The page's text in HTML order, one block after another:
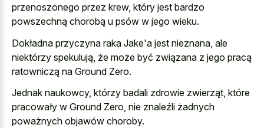
przenoszonego przez krew, który jest bardzo
powszechną chorobą u psów w jego wieku.
Dokładna przyczyna raka Jake'a jest nieznana, ale
niektórzy spekulują, że może być związana z jego pracą
ratowniczą na Ground Zero.
Jednak naukowcy, którzy badali zdrowie zwierząt, które
pracowały w Ground Zero, nie znaleźli żadnych
poważnych objawów choroby.